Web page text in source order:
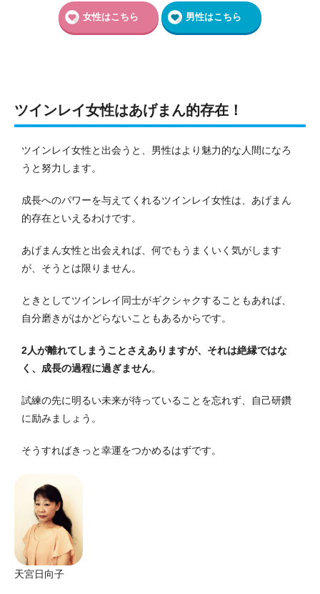
女性はこちら 男性はこちら
ツインレイ女性はあげまん的存在！
ツインレイ女性と出会うと、男性はより魅力的な人間になろ
うと努力します。
成長へのパワーを与えてくれるツインレイ女性は、あげまん
的存在といえるわけです。
あげまん女性と出会えれば、何でもうまくいく気がします
が、そうとは限りません。
ときとしてツインレイ同士がギクシャクすることもあれば、
自分磨きがはかどらないこともあるからです。
2人が離れてしまうことさえありますが、それは絶縁ではな
く、成長の過程に過ぎません。
試練の先に明るい未来が待っていることを忘れず、自己研鑽
に励みましょう。
そうすればきっと幸運をつかめるはずです。
天宮日向子